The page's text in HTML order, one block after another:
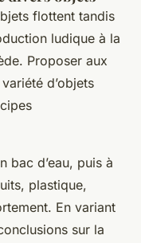
flottent tandis
ludique à la
Proposer aux
d’objets
bac d’eau, puis à
plastique,
En variant
sur la